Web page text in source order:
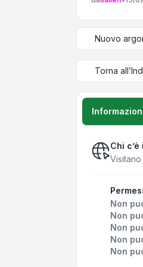
Nuovo
Torna
Chi
Non
Non
Non
Non
Non